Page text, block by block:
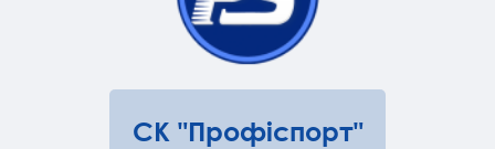
СК "Профіспорт"